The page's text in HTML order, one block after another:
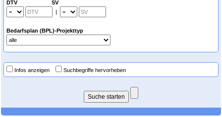
DTV SV
|
Bedarfsplan (BPL)-Projekttyp
Infos anzeigen Suchbegriffe hervorheben